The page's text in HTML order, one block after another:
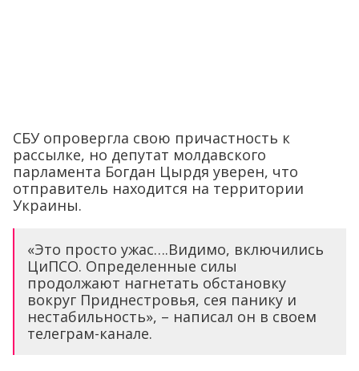
СБУ опровергла свою причастность к
рассылке, но депутат молдавского
парламента Богдан Цырдя уверен, что
отправитель находится на территории
Украины.
«Это просто ужас….Видимо, включились
ЦиПСО. Определенные силы
продолжают нагнетать обстановку
вокруг Приднестровья, сея панику и
нестабильность», – написал он в своем
телеграм-канале.